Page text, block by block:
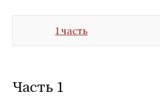
1 часть
Часть 1